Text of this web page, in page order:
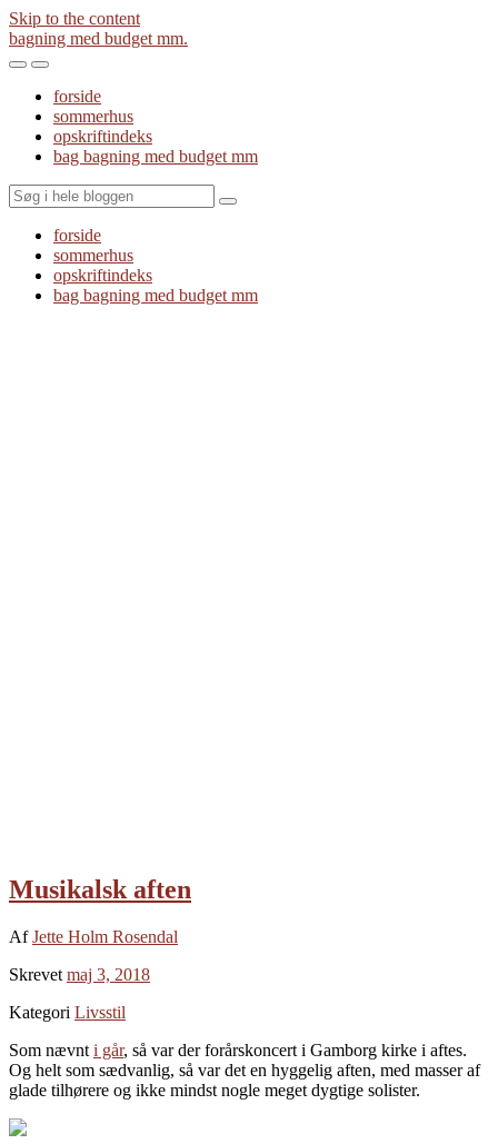
Skip to the content
bagning med budget mm.
Toggle
mobile
menu
Toggle
the
search
field
forside
sommerhus
opskriftindeks
bag bagning med budget mm
Search
forside
sommerhus
opskriftindeks
bag bagning med budget mm
Musikalsk aften
AfJette Holm Rosendal
Skrevet maj 3, 2018
Kategori Livsstil
Som nævnt i går, så var der forårskoncert i Gamborg kirke i aftes.
Og helt som sædvanlig, så var det en hyggelig aften, med masser af
glade tilhørere og ikke mindst nogle meget dygtige solister.